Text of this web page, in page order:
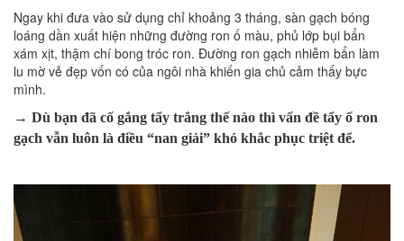
Ngay khi đưa vào sử dụng chỉ khoảng 3 tháng, sàn gạch bóng
loáng dần xuất hiện những đường ron ố màu, phủ lớp bụi bẩn
xám xịt, thậm chí bong tróc ron. Đường ron gạch nhiễm bẩn làm
lu mờ vẻ đẹp vốn có của ngôi nhà khiến gia chủ cảm thấy bực
mình.
→ Dù bạn đã cố gắng tẩy trắng thế nào thì vấn đề tẩy ố ron
gạch vẫn luôn là điều “nan giải” khó khắc phục triệt để.